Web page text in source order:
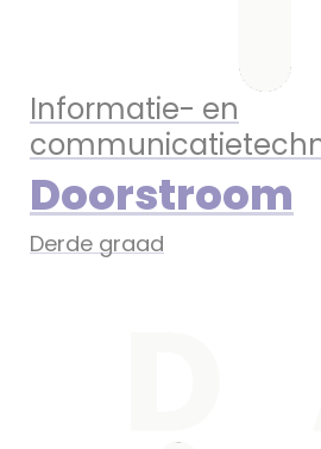
Informatie- en
Doorstroom
Derde graad